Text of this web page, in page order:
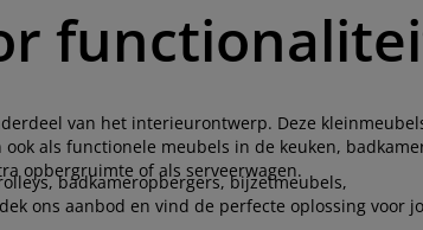
van het interieurontwerp. Deze
als functionele meubels in de keuken,
opbergruimte of als serveerwagen.
badkameropbergers, bijzetmeubels,
ons aanbod en vind de perfecte oplossing voor